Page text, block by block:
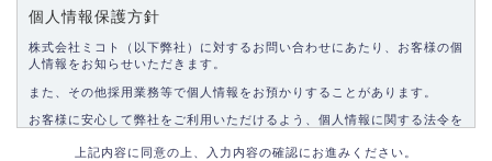
個人情報保護方針
株式会社ミコト（以下弊社）に対するお問い合わせにあたり、お客様の個
人情報をお知らせいただきます。
また、その他採用業務等で個人情報をお預かりすることがあります。
お客様に安心して弊社をご利用いただけるよう、個人情報に関する法令を
上記内容に同意の上、入力内容の確認にお進みください。